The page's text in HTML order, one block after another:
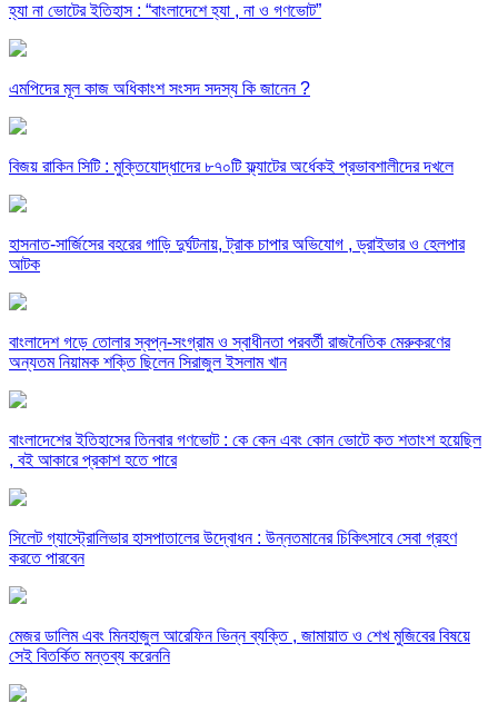
হ্যা না ভোটের ইতিহাস : “বাংলাদেশে হ্যা , না ও গণভোট”
এমপিদের মূল কাজ অধিকাংশ সংসদ সদস্য কি জানেন ?
বিজয় রাকিন সিটি : মুক্তিযোদ্ধাদের ৮৭০টি ফ্ল্যাটের অর্ধেকই প্রভাবশালীদের দখলে
হাসনাত-সার্জিসের বহরের গাড়ি দুর্ঘটনায়, ট্রাক চাপার অভিযোগ , ড্রাইভার ও হেলপার
আটক
বাংলাদেশ গড়ে তোলার স্বপ্ন-সংগ্রাম ও স্বাধীনতা পরবর্তী রাজনৈতিক মেরুকরণের
অন্যতম নিয়ামক শক্তি ছিলেন সিরাজুল ইসলাম খান
বাংলাদেশের ইতিহাসের তিনবার গণভোট : কে কেন এবং কোন ভোটে কত শতাংশ হয়েছিল
, বই আকারে প্রকাশ হতে পারে
সিলেট গ্যাস্ট্রোলিভার হাসপাতালের উদ্বোধন : উন্নতমানের চিকিৎসাবে সেবা গ্রহণ
করতে পারবেন
মেজর ডালিম এবং মিনহাজুল আরেফিন ভিন্ন ব্যক্তি , জামায়াত ও শেখ মুজিবের বিষয়ে
সেই বিতর্কিত মন্তব্য করেননি